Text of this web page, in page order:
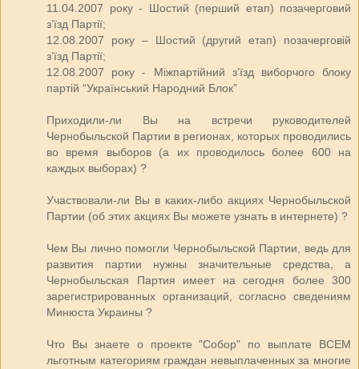
11.04.2007 року - Шостий (перший етап) позачерговий
з’їзд Партії;
12.08.2007 року – Шостий (другий етап) позачерговій
з’їзд Партії;
12.08.2007 року - Міжпартійний з’їзд виборчого блоку
партій “Український Народний Блок”
Приходили-ли Вы на встречи руководителей
Чернобыльской Партии в регионах, которых проводились
во время выборов (а их проводилось более 600 на
каждых выборах) ?
Участвовали-ли Вы в каких-либо акциях Чернобыльской
Партии (об этих акциях Вы можете узнать в интернете) ?
Чем Вы лично помогли Чернобыльской Партии, ведь для
развития партии нужны значительные средства, а
Чернобыльская Партия имеет на сегодня более 300
зарегистрированных организаций, согласно сведениям
Минюста Украины ?
Что Вы знаете о проекте "Собор" по выплате ВСЕМ
льготным категориям граждан невыплаченных за многие